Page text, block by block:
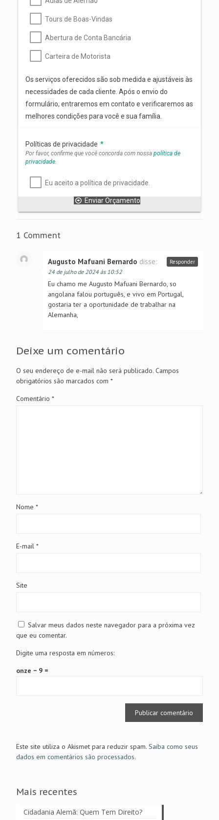
Tours de Boas-Vindas
Abertura de Conta Bancária
Carteira de Motorista
Os serviços oferecidos são sob medida e ajustáveis às
necessidades de cada cliente. Após o envio do
formulário, entraremos em contato e verificaremos as
melhores condições para você e sua família.
Políticas de privacidade *
Por favor, confirme que você concorda com nossa política de
privacidade.
Eu aceito a política de privacidade.
Enviar Orçamento
1 Comment
Augusto Mafuani Bernardo disse:
24 de julho de 2024 às 10:52
Eu chamo me Augusto Mafuani Bernardo, so
angolana falou português, e vivo em Portugal,
gostaria ter a oportunidade de trabalhar na
Alemanha,
Responder
Deixe um comentário
O seu endereço de e-mail não será publicado. Campos
obrigatórios são marcados com *
Comentário *
Nome *
E-mail *
Site
Salvar meus dados neste navegador para a próxima vez
que eu comentar.
Digite uma resposta em números:
onze − 9 =
Este site utiliza o Akismet para reduzir spam. Saiba como seus
dados em comentários são processados.
Mais recentes
Cidadania Alemã: Quem Tem Direito?